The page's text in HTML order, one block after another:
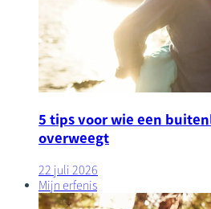
5 tips voor wie een
overweegt
22 juli 2026
Mijn erfenis